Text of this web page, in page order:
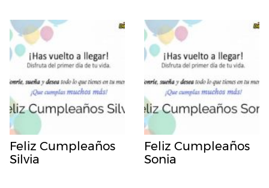
Feliz Cumpleaños
Silvia
Feliz Cumpleaños
Sonia